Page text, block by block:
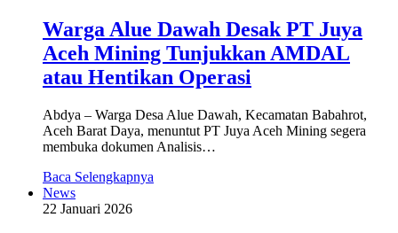
Warga Alue Dawah Desak PT Juya
Aceh Mining Tunjukkan AMDAL
atau Hentikan Operasi
Abdya – Warga Desa Alue Dawah, Kecamatan Babahrot,
Aceh Barat Daya, menuntut PT Juya Aceh Mining segera
membuka dokumen Analisis…
Baca Selengkapnya
News
22 Januari 2026